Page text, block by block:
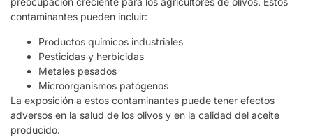
contaminantes pueden incluir:
Productos químicos industriales
Pesticidas y herbicidas
Metales pesados
Microorganismos patógenos
La exposición a estos contaminantes puede tener efectos
adversos en la salud de los olivos y en la calidad del aceite
producido.